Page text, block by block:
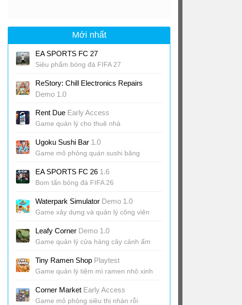
Mới nhất
EA SPORTS FC 27
Siêu phẩm bóng đá FIFA 27
ReStory: Chill Electronics Repairs
Demo 1.0
Rent Due Early Access
Game quản lý cho thuê nhà
Ugoku Sushi Bar 1.0
Game mô phỏng quán sushi băng
EA SPORTS FC 26 1.6
Bom tấn bóng đá FIFA 26
Waterpark Simulator Demo 1.0
Game xây dựng và quản lý công viên
Leafy Corner Demo 1.0
Game quản lý cửa hàng cây cảnh ấm
Tiny Ramen Shop Playtest
Game quản lý tiệm mì ramen nhỏ xinh
Corner Market Early Access
Game mô phỏng siêu thị nhàn rỗi